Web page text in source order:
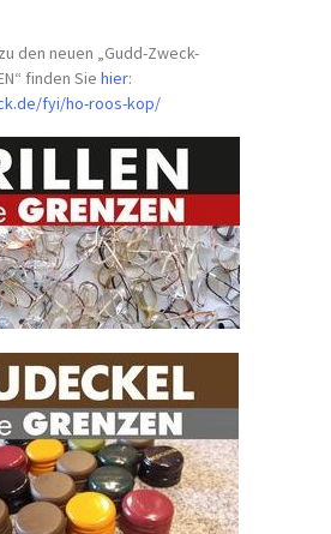
den neuen „Gudd-Zweck-
finden Siehier:
fyi/ho-roos-kop/